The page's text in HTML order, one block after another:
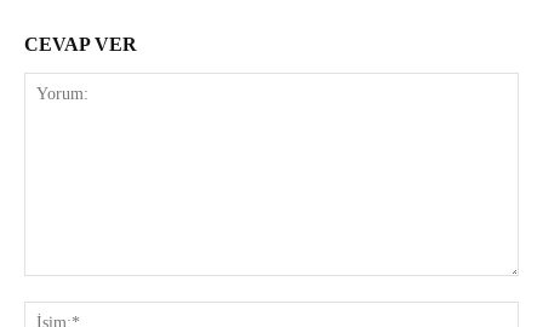
CEVAP VER